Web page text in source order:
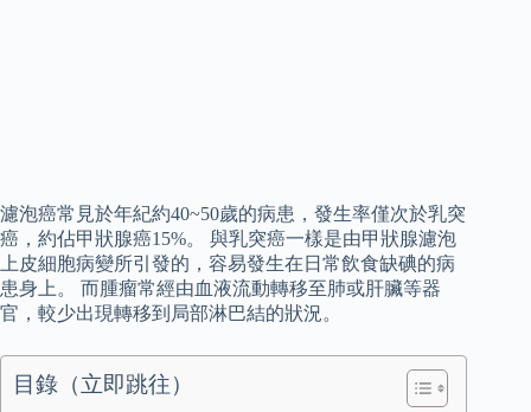
濾泡癌常見於年紀約40~50歲的病患，發生率僅次於乳突
癌，約佔甲狀腺癌15%。 與乳突癌一樣是由甲狀腺濾泡
上皮細胞病變所引發的，容易發生在日常飲食缺碘的病
患身上。 而腫瘤常經由血液流動轉移至肺或肝臟等器
官，較少出現轉移到局部淋巴結的狀況。
目錄（立即跳往）